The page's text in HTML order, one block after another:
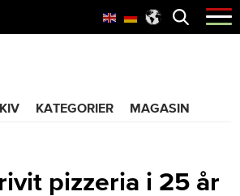
Öppna
menyn
KATEGORIER MAGASIN
pizzeria i 25 år